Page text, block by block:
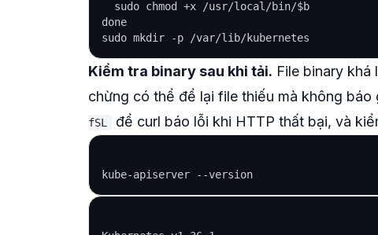
  sudo chmod +x /usr/local/bin/$b
done
Kiểm tra binary sau khi tải. File binary
chừng có thể để lại file thiếu mà không
fSL để curl báo lỗi khi HTTP thất bại, và